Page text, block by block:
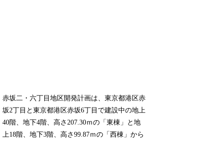
赤坂二・六丁目地区開発計画は、東京都港区赤
坂2丁目と東京都港区赤坂6丁目で建設中の地上
40階、地下4階、高さ207.30ｍの「東棟」と地
上18階、地下3階、高さ99.87ｍの「西棟」から